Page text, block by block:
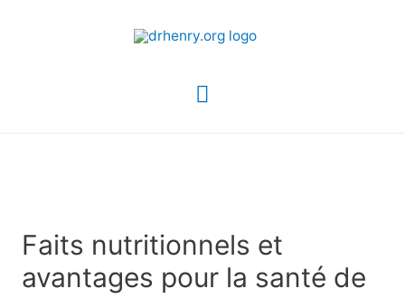
Menu
Faits nutritionnels et
avantages pour la santé de